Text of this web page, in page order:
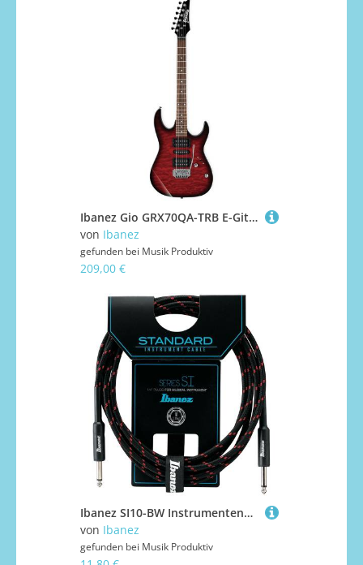
Ibanez Gio GRX70QA-TRB E-Gitarre
von Ibanez
gefunden bei Musik Produktiv
209,00 €
Ibanez SI10-BW Instrumentenkabel
von Ibanez
gefunden bei Musik Produktiv